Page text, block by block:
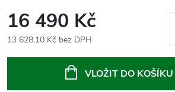
16 490 Kč
13 628,10 Kč bez DPH
VLOŽIT DO KOŠÍKU